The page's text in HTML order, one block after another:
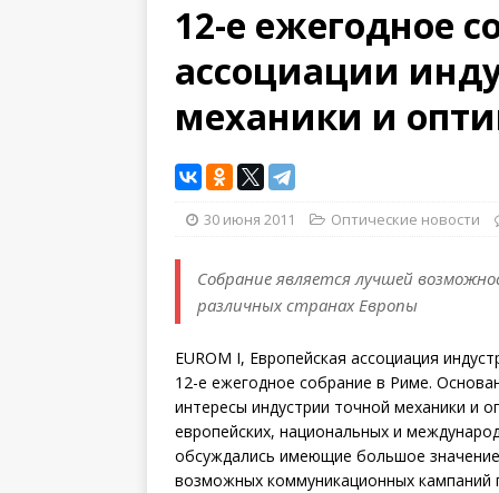
12-е ежегодное
ассоциации
механики и
30 июня 2011 Оптические новости
Собрание является лучшей
различных странах Европы
EUROM I, Европейская ассоциация
12-е ежегодное собрание в Риме.
интересы индустрии точной механики и
европейских, национальных и
обсуждались имеющие большое
возможных коммуникационных кампаний